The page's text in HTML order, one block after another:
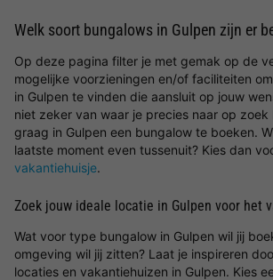
Welk soort bungalows in Gulpen zijn er
Op deze pagina filter je met gemak op de
mogelijke voorzieningen en/of faciliteiten
in Gulpen te vinden die aansluit op jouw
niet zeker van waar je precies naar op zoek
graag in Gulpen een bungalow te boeken.
laatste moment even tussenuit? Kies dan
vakantiehuisje.
Zoek jouw ideale locatie in Gulpen voor het
Wat voor type bungalow in Gulpen wil jij
omgeving wil jij zitten? Laat je inspireren
locaties en vakantiehuizen in Gulpen. Kies